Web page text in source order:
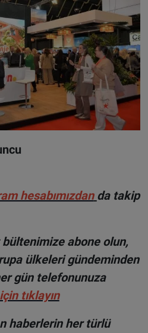
hesabımızdan da takip
abone olun,
ülkeleri gündeminden
gün telefonunuza
tıklayın
haberlerin her türlü